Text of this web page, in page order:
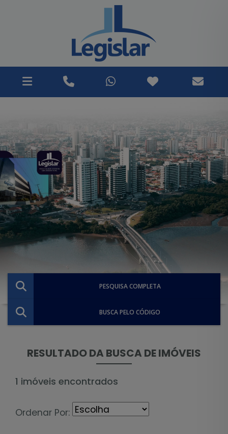
PESQUISA COMPLETA
BUSCA PELO CÓDIGO
RESULTADO DA BUSCA DE IMÓVEIS
1 imóveis encontrados
Ordenar Por: